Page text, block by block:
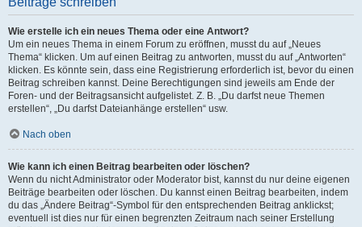
Wie erstelle ich ein neues Thema oder eine Antwort?
Um ein neues Thema in einem Forum zu eröffnen, musst du auf „Neues
Thema“ klicken. Um auf einen Beitrag zu antworten, musst du auf „Antworten“
klicken. Es könnte sein, dass eine Registrierung erforderlich ist, bevor du einen
Beitrag schreiben kannst. Deine Berechtigungen sind jeweils am Ende der
Foren- und der Beitragsansicht aufgelistet. Z. B. „Du darfst neue Themen
erstellen“, „Du darfst Dateianhänge erstellen“ usw.
Nach oben
Wie kann ich einen Beitrag bearbeiten oder löschen?
Wenn du nicht Administrator oder Moderator bist, kannst du nur deine eigenen
Beiträge bearbeiten oder löschen. Du kannst einen Beitrag bearbeiten, indem
du das „Ändere Beitrag“-Symbol für den entsprechenden Beitrag anklickst;
eventuell ist dies nur für einen begrenzten Zeitraum nach seiner Erstellung